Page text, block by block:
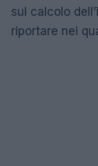
sul calcolo
riportare nei